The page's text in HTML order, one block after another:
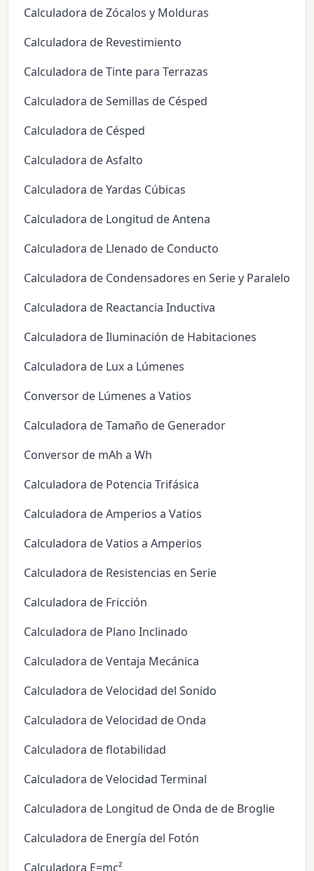
Calculadora de Zócalos y Molduras
Calculadora de Revestimiento
Calculadora de Tinte para Terrazas
Calculadora de Semillas de Césped
Calculadora de Césped
Calculadora de Asfalto
Calculadora de Yardas Cúbicas
Calculadora de Longitud de Antena
Calculadora de Llenado de Conducto
Calculadora de Condensadores en Serie y Paralelo
Calculadora de Reactancia Inductiva
Calculadora de Iluminación de Habitaciones
Calculadora de Lux a Lúmenes
Conversor de Lúmenes a Vatios
Calculadora de Tamaño de Generador
Conversor de mAh a Wh
Calculadora de Potencia Trifásica
Calculadora de Amperios a Vatios
Calculadora de Vatios a Amperios
Calculadora de Resistencias en Serie
Calculadora de Fricción
Calculadora de Plano Inclinado
Calculadora de Ventaja Mecánica
Calculadora de Velocidad del Sonido
Calculadora de Velocidad de Onda
Calculadora de flotabilidad
Calculadora de Velocidad Terminal
Calculadora de Longitud de Onda de de Broglie
Calculadora de Energía del Fotón
Calculadora E=mc²